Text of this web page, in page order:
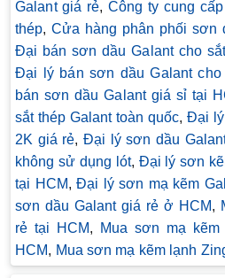
Galant giá rẻ,Công ty cung
thép,Cửa hàng phân phối sơn
Đại bán sơn dầu Galant cho
Đại lý bán sơn dầu Galant cho
bán sơn dầu Galant giá sỉ tại
sắt thép Galant toàn quốc, Đại lý
2K giá rẻ, Đại lý sơn dầu
không sử dụng lót, Đại lý sơn
tại HCM,Đại lý sơn mạ kẽm
sơn dầu Galant giá rẻ ở HCM,
rẻ tại HCM,
Mua sơn mạ
HCM, Mua sơn mạ kẽm lạnh